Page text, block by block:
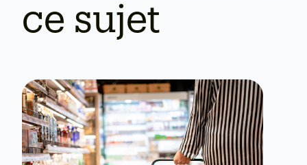
ce sujet